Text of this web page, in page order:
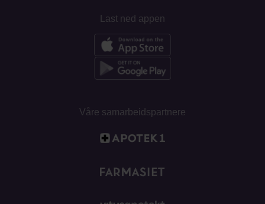
Last ned appen
Våre samarbeidspartnere